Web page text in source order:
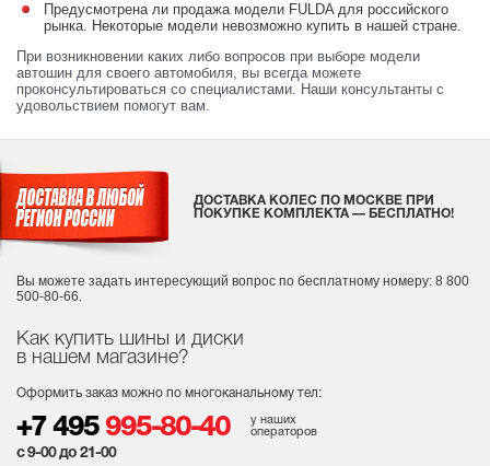
Предусмотрена ли продажа модели FULDA для российского
рынка. Некоторые модели невозможно купить в нашей стране.
При возникновении каких либо вопросов при выборе модели
автошин для своего автомобиля, вы всегда можете
проконсультироваться со специалистами. Наши консультанты с
удовольствием помогут вам.
Как купить шины и диски
в нашем магазине?
Оформить заказ можно по многоканальному тел:
+7 495 995-80-40
у наших
операторов
с 9-00 до 21-00
ДОСТАВКА КОЛЕС ПО МОСКВЕ ПРИ
ПОКУПКЕ КОМПЛЕКТА — БЕСПЛАТНО!
Вы можете задать интересующий вопрос по бесплатному номеру: 8 800
500-80-66.